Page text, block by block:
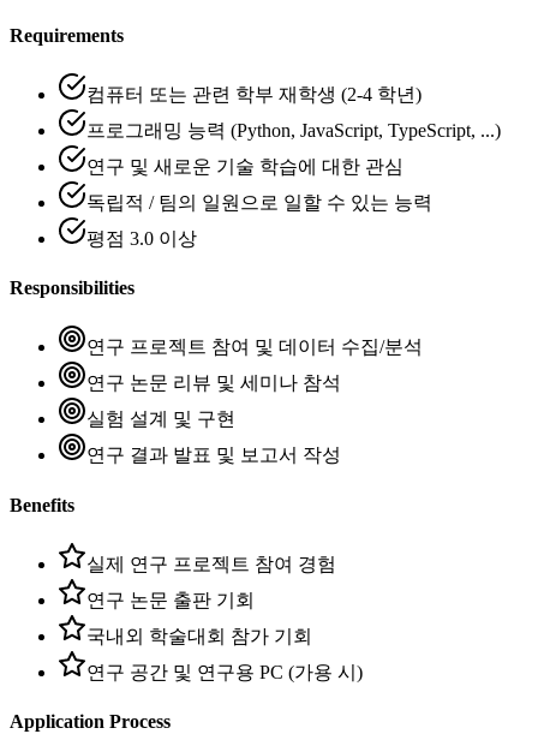
Requirements
컴퓨터 또는 관련 학부 재학생 (2-4 학년)
프로그래밍 능력 (Python, JavaScript, TypeScript, ...)
연구 및 새로운 기술 학습에 대한 관심
독립적 / 팀의 일원으로 일할 수 있는 능력
평점 3.0 이상
Responsibilities
연구 프로젝트 참여 및 데이터 수집/분석
연구 논문 리뷰 및 세미나 참석
실험 설계 및 구현
연구 결과 발표 및 보고서 작성
Benefits
실제 연구 프로젝트 참여 경험
연구 논문 출판 기회
국내외 학술대회 참가 기회
연구 공간 및 연구용 PC (가용 시)
Application Process